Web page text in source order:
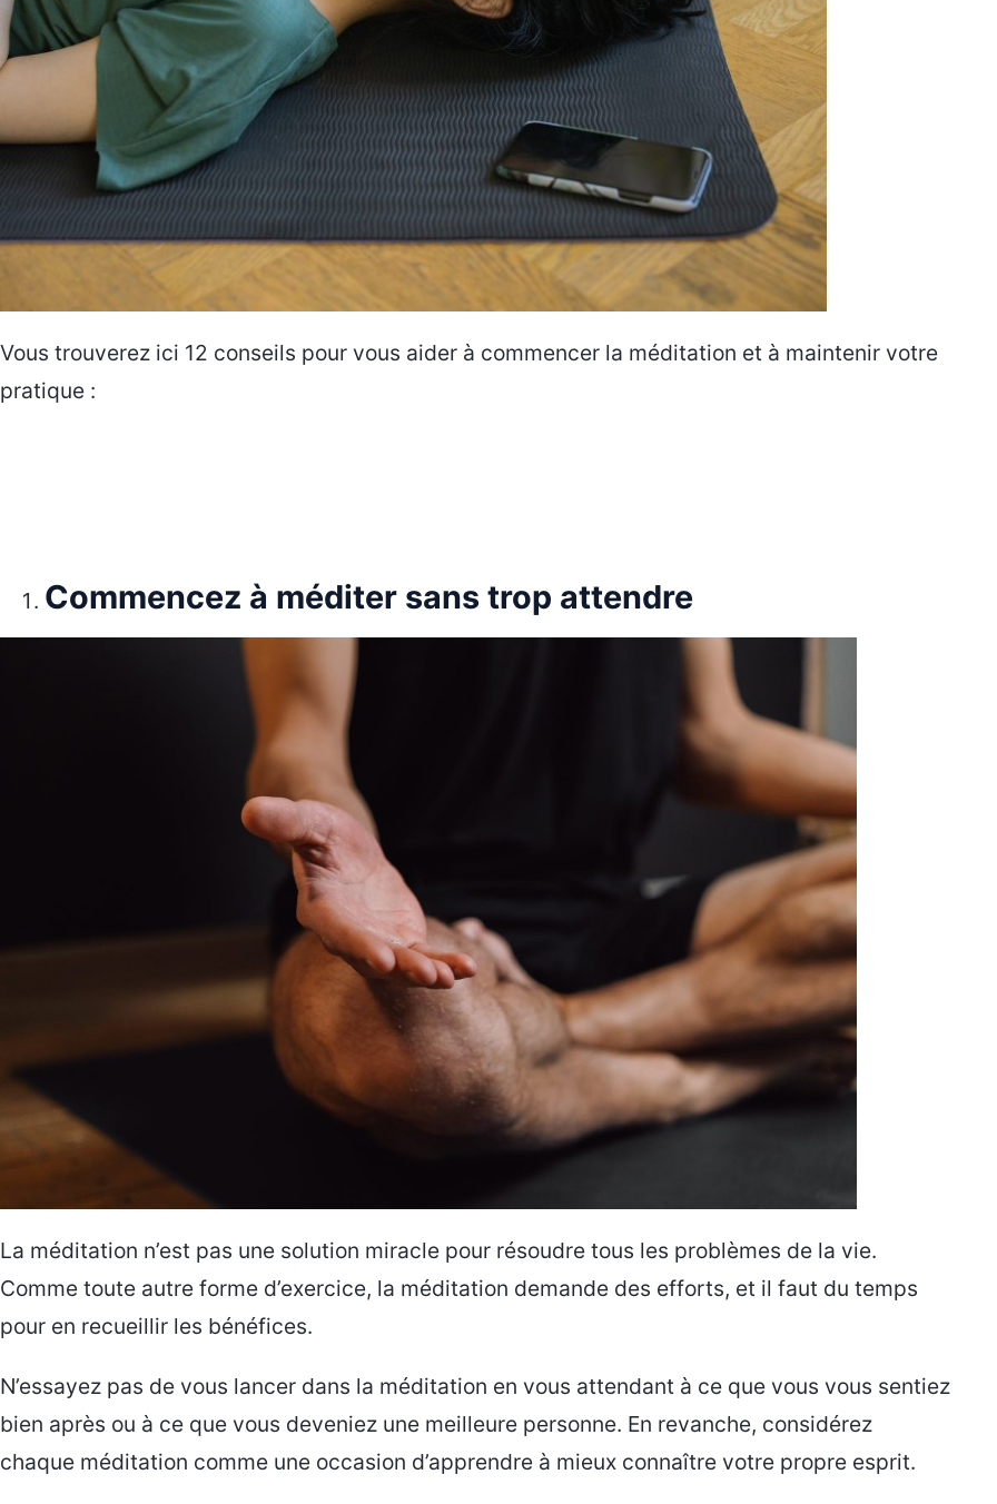
Vous trouverez ici 12 conseils pour vous aider à commencer la méditation et à maintenir votre
pratique :
Commencez à méditer sans trop attendre
La méditation n’est pas une solution miracle pour résoudre tous les problèmes de la vie.
Comme toute autre forme d’exercice, la méditation demande des efforts, et il faut du temps
pour en recueillir les bénéfices.
N’essayez pas de vous lancer dans la méditation en vous attendant à ce que vous vous sentiez
bien après ou à ce que vous deveniez une meilleure personne. En revanche, considérez
chaque méditation comme une occasion d’apprendre à mieux connaître votre propre esprit.